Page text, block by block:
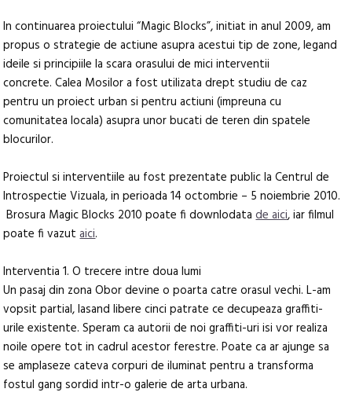
In continuarea proiectului “Magic Blocks”, initiat in anul 2009, am
propus o strategie de actiune asupra acestui tip de zone, legand
ideile si principiile la scara orasului de mici interventii
concrete. Calea Mosilor a fost utilizata drept studiu de caz
pentru un proiect urban si pentru actiuni (impreuna cu
comunitatea locala) asupra unor bucati de teren din spatele
blocurilor.
Proiectul si interventiile au fost prezentate public la Centrul de
Introspectie Vizuala, in perioada 14 octombrie – 5 noiembrie 2010.
Brosura Magic Blocks 2010 poate fi downlodatade aici, iar filmul
poate fi vazutaici.
Interventia 1. O trecere intre doua lumi
Un pasaj din zona Obor devine o poarta catre orasul vechi. L-am
vopsit partial, lasand libere cinci patrate ce decupeaza graffiti-
urile existente. Speram ca autorii de noi graffiti-uri isi vor realiza
noile opere tot in cadrul acestor ferestre. Poate ca ar ajunge sa
se amplaseze cateva corpuri de iluminat pentru a transforma
fostul gang sordid intr-o galerie de arta urbana.